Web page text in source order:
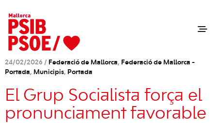
24/02/2026 / Federació de Mallorca, Federació de Mallorca -
Portada, Municipis, Portada
El Grup Socialista força el
pronunciament favorable